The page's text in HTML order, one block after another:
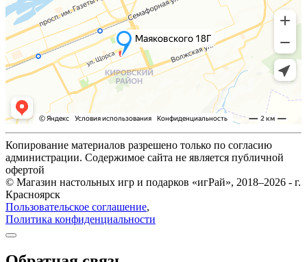
Копирование материалов разрешено только по согласию
администрации. Содержимое сайта не является публичной
офертой
© Магазин настольных игр и подарков «игРай», 2018–2026 - г.
Красноярск
Пользовательское соглашение,
Политика конфиденциальности